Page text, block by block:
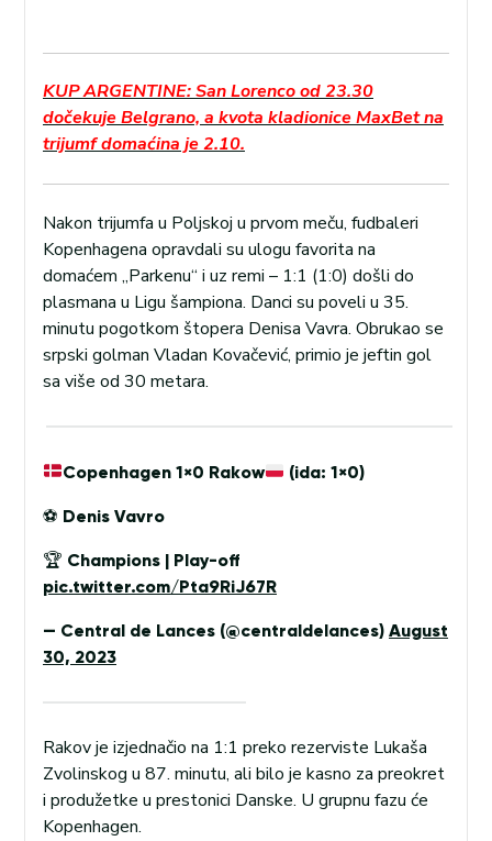
KUP ARGENTINE: San Lorenco od 23.30
dočekuje Belgrano, a kvota kladionice MaxBet na
trijumf domaćina je 2.10.
Nakon trijumfa u Poljskoj u prvom meču, fudbaleri
Kopenhagena opravdali su ulogu favorita na
domaćem „Parkenu“ i uz remi – 1:1 (1:0) došli do
plasmana u Ligu šampiona. Danci su poveli u 35.
minutu pogotkom štopera Denisa Vavra. Obrukao se
srpski golman Vladan Kovačević, primio je jeftin gol
sa više od 30 metara.
Copenhagen 1×0 Rakow (ida: 1×0)
⚽️ Denis Vavro
🏆 Champions | Play-off
pic.twitter.com/Pta9RiJ67R
— Central de Lances (@centraldelances) August
30, 2023
Rakov je izjednačio na 1:1 preko rezerviste Lukaša
Zvolinskog u 87. minutu, ali bilo je kasno za preokret
i produžetke u prestonici Danske. U grupnu fazu će
Kopenhagen.